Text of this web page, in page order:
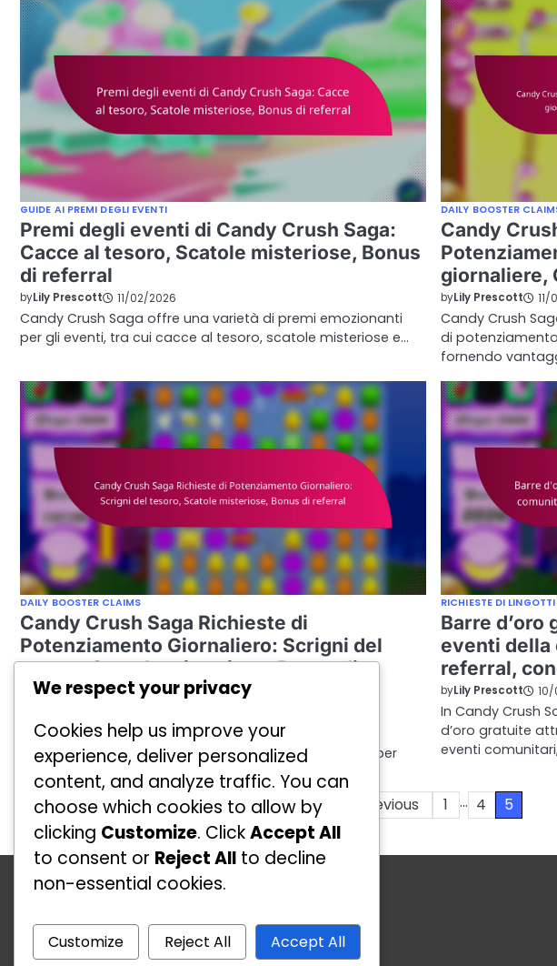
GUIDE AI PREMI DEGLI EVENTI
Premi degli eventi di Candy Crush Saga:
Cacce al tesoro, Scatole misteriose, Bonus
di referral
byLily Prescott 11/02/2026
Candy Crush Saga offre una varietà di premi emozionanti
per gli eventi, tra cui cacce al tesoro, scatole misteriose e…
DAILY BOOSTER
Candy
giornaliere,
byLily Prescott 11/
Candy Crush
di
fornendo
DAILY BOOSTER CLAIMS
Candy Crush Saga Richieste di
Potenziamento Giornaliero: Scrigni del
tesoro, Scatole misteriose, Bonus di
referral
Candy Crush Saga offre ai giocatori una varietà di
potenziamenti giornalieri, forzieri e scatole misteriose per
migliorare la loro esperienza…
RICHIESTE DI
Barre d’oro
eventi della
referral,
byLily Prescott
In Candy Crush
d’oro gratuite
eventi
Posts
pagination
Previous 1 … 4 5
Categorie
Daily Booster Claims
Guide ai Premi degli Eventi
Richieste di Lingotti d'Oro Gratuiti
We respect your privacy
Cookies help us improve your
experience, deliver personalized
content, and analyze traffic. You can
choose which cookies to allow by
clicking Customize. ClickAccept All
to consent or Reject All to decline
non-essential cookies.
Customize Reject All Accept All